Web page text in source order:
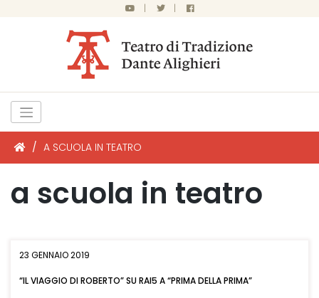
| |
/ A SCUOLA IN TEATRO
a scuola in teatro
23 GENNAIO 2019
“IL VIAGGIO DI ROBERTO” SU RAI5 A “PRIMA DELLA PRIMA”